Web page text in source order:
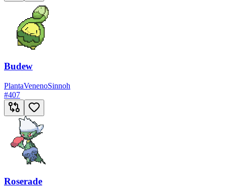
Budew
PlantaVenenoSinnoh
#407
Roserade